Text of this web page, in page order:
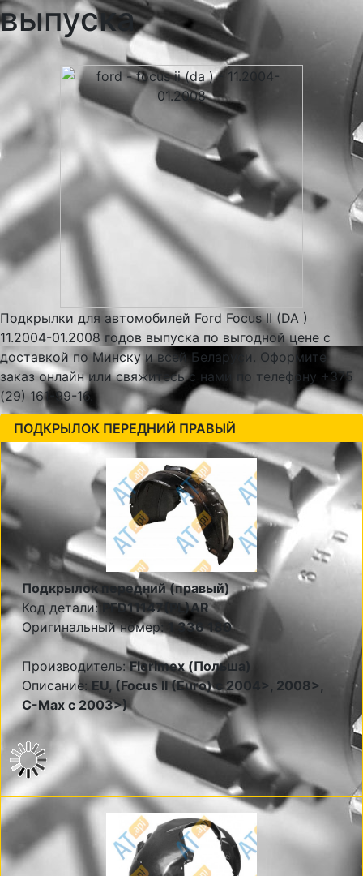
выпуска
Подкрылки для автомобилей Ford Focus II (DA )
11.2004-01.2008 годов выпуска по выгодной цене с
доставкой по Минску и всей Беларуси. Оформите
заказ онлайн или свяжитесь с нами по телефону +375
(29) 161-99-16.
ПОДКРЫЛОК ПЕРЕДНИЙ ПРАВЫЙ
Подкрылок передний (правый)
Код детали: PFD11147(PL)AR
Оригинальный номер: 1 336 180
Производитель:Florimex (Польша)
Описание: EU, (Focus II (Euro) c 2004>, 2008>,
C-Max c 2003>)